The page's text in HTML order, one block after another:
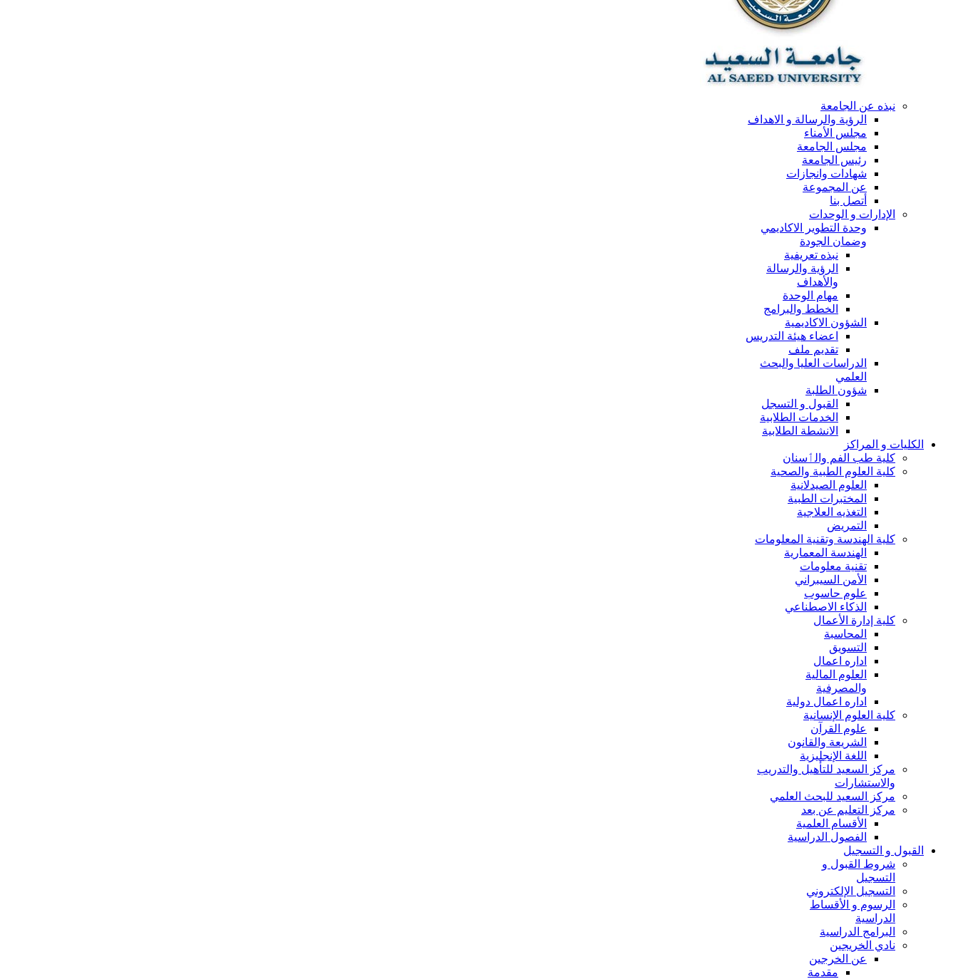
نبذه عن الجامعة
الرؤية والرسالة و الاهداف
مجلس الأمناء
مجلس الجامعة
رئيس الجامعة
شهادات وانجازات
عن المجموعة
أتصل بنا
الإدارات و الوحدات
وحدة التطوير الاكاديمي
وضمان الجودة
نبذه تعريفية
الرؤية والرسالة
والأهداف
مهام الوحدة
الخطط والبرامج
الشؤون الاكاديمية
اعضاء هيئة التدريس
تقديم ملف
الدراسات العليا والبحث
العلمي
شؤون الطلبة
القبول و التسجل
الخدمات الطلابية
الانشطة الطلابية
الكليات و المراكز
كلية طب الفم والٲسنان
كلية العلوم الطبية والصحية
العلوم الصيدلانية
المختبرات الطبية
التغذيه العلاجية
التمريض
كلية الهندسة وتقنية المعلومات
الهندسة المعمارية
تقنية معلومات
الأمن السيبراني
علوم حاسوب
الذكاء الاصطناعي
كلية إدارة الأعمال
المحاسبة
التسويق
اداره اعمال
العلوم المالية
والمصرفية
اداره اعمال دولية
كلية العلوم الإنسانية
علوم القرآن
الشريعة والقانون
اللغة الإنجليزية
مركز السعيد للتأهيل والتدريب
والاستشارات
مركز السعيد للبحث العلمي
مركز التعليم عن بعد
الأقسام العلمية
الفصول الدراسية
القبول و التسجيل
شروط القبول و
التسجيل
التسجيل الإلكتروني
الرسوم و الأقساط
الدراسية
البرامج الدراسية
نادي الخريجين
عن الخرجين
مقدمة